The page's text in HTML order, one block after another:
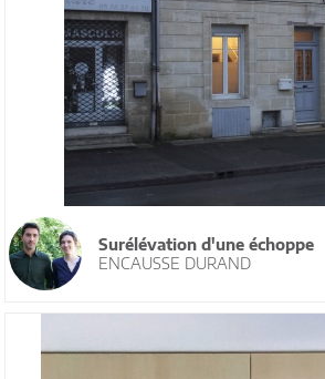
Surélévation d'une échoppe
ENCAUSSE DURAND